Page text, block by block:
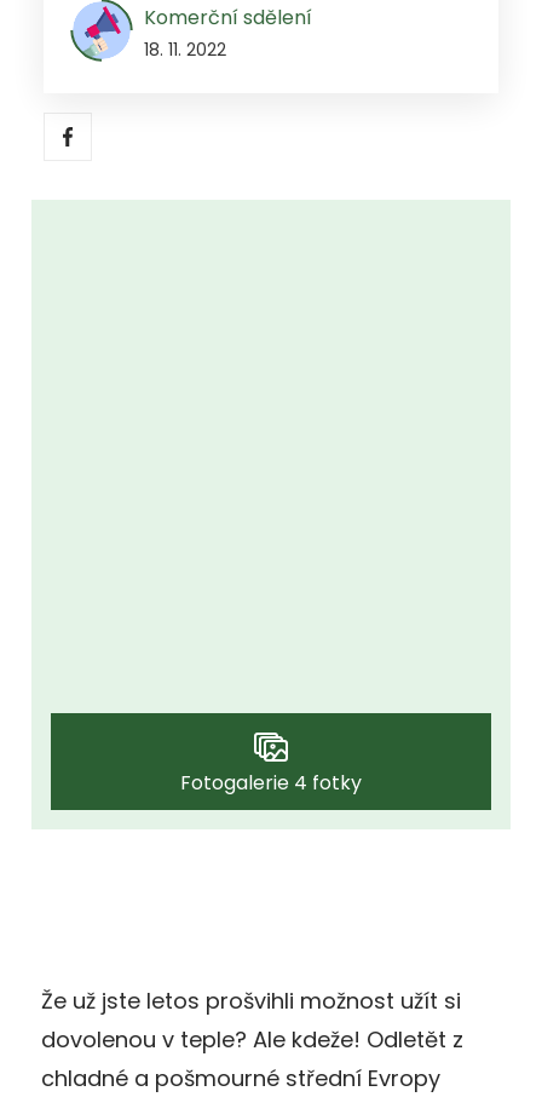
Komerční sdělení
18. 11. 2022
Fotogalerie 4 fotky
Že už jste letos prošvihli možnost užít si
dovolenou v teple? Ale kdeže! Odletět z
chladné a pošmourné střední Evropy